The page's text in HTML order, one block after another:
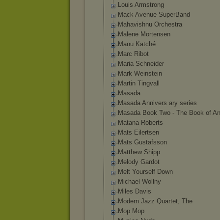
Louis Armstrong
Mack Avenue SuperBand
Mahavishnu Orchestra
Malene Mortensen
Manu Katché
Marc Ribot
Maria Schneider
Mark Weinstein
Martin Tingvall
Masada
Masada Annivers ary series
Masada Book Two - The Book of
Matana Roberts
Mats Eilertsen
Mats Gustafsson
Matthew Shipp
Melody Gardot
Melt Yourself Down
Michael Wollny
Miles Davis
Modern Jazz Quartet, The
Mop Mop